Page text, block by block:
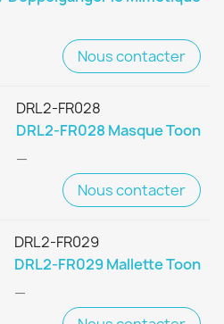
Nous contacter
DRL2-FR028
DRL2-FR028 Masque Toon
—
Nous contacter
DRL2-FR029
DRL2-FR029 Mallette Toon
—